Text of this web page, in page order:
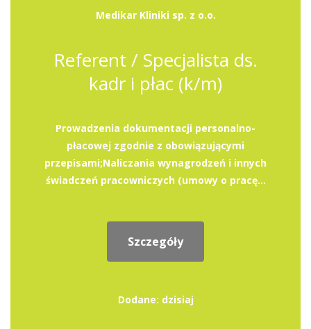
Medikar Kliniki sp. z o.o.
Referent / Specjalista ds.
kadr i płac (k/m)
Prowadzenia dokumentacji personalno-
płacowej zgodnie z obowiązującymi
przepisami;Naliczania wynagrodzeń i innych
świadczeń pracowniczych (umowy o pracę...
Szczegóły
Dodane: dzisiaj